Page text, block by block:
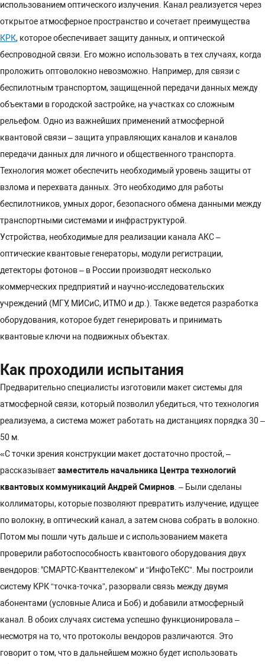
использованием оптического излучения. Канал реализуется через
открытое атмосферное пространство и сочетает преимущества
КРК, которое обеспечивает защиту данных, и оптической
беспроводной связи. Его можно использовать в тех случаях, когда
проложить оптоволокно невозможно. Например, для связи с
беспилотным транспортом, защищенной передачи данных между
объектами в городской застройке, на участках со сложным
рельефом. Одно из важнейших применений атмосферной
квантовой связи – защита управляющих каналов и каналов
передачи данных для личного и общественного транспорта.
Технология может обеспечить необходимый уровень защиты от
взлома и перехвата данных. Это необходимо для работы
беспилотников, умных дорог, безопасного обмена данными между
транспортными системами и инфраструктурой.
Устройства, необходимые для реализации канала АКС –
оптические квантовые генераторы, модули регистрации,
детекторы фотонов – в России производят несколько
коммерческих предприятий и научно-исследовательских
учреждений (МГУ, МИСиС, ИТМО и др.). Также ведется разработка
оборудования, которое будет генерировать и принимать
квантовые ключи на подвижных объектах.
Как проходили испытания
Предварительно специалисты изготовили макет системы для
атмосферной связи, который позволил убедиться, что технология
реализуема, а система может работать на дистанциях порядка 30 –
50 м.
«С точки зрения конструкции макет достаточно простой, –
рассказываетзаместитель начальника Центра технологий
квантовых коммуникаций Андрей Смирнов . – Были сделаны
коллиматоры, которые позволяют превратить излучение, идущее
по волокну, в оптический канал, а затем снова собрать в волокно.
Потом мы пошли чуть дальше и с использованием макета
проверили работоспособность квантового оборудования двух
вендоров: "СМАРТС-Кванттелеком” и “ИнфоТеКС”. Мы построили
систему КРК “точка-точка”, разорвали связь между двумя
абонентами (условные Алиса и Боб) и добавили атмосферный
канал. В обоих случаях система успешно функционировала –
несмотря на то, что протоколы вендоров различаются. Это
говорит о том, что в дальнейшем можно будет использовать